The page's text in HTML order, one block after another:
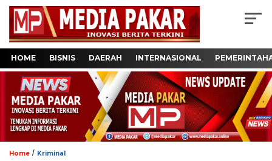
HOME BISNIS DAERAH INTERNASIONAL
Home / Kriminal